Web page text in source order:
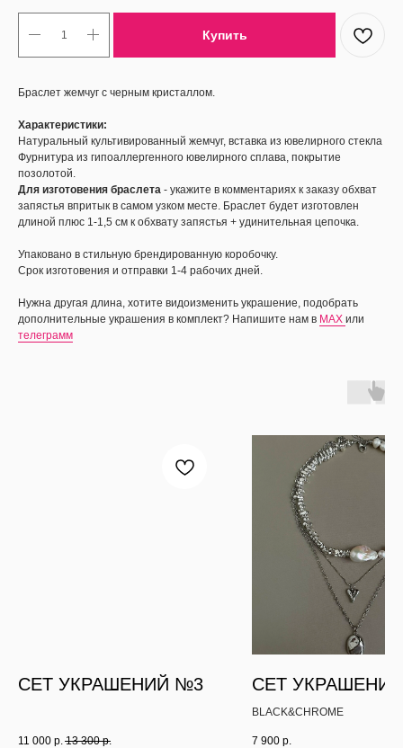
Купить
Браслет жемчуг с черным кристаллом.
Характеристики:
Натуральный культивированный жемчуг, вставка из ювелирного стекла
Фурнитура из гипоаллергенного ювелирного сплава, покрытие
позолотой.
Для изготовения браслета - укажите в комментариях к заказу обхват
запястья впритык в самом узком месте. Браслет будет изготовлен
длиной плюс 1-1,5 см к обхвату запястья + удинительная цепочка.
Упаковано в стильную брендированную коробочку.
Срок изготовения и отправки 1-4 рабочих дней.
Нужна другая длина, хотите видоизменить украшение, подобрать
дополнительные украшения в комплект? Напишите нам в MAX или
телеграмм
СЕТ УКРАШЕНИЙ №3
11 000 р. 13 300 р.
СЕТ
BLACK&CHROME
7 900 р.